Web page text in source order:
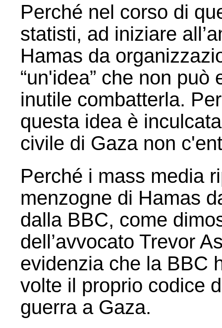
Perché nel corso di
statisti, ad iniziare
Hamas da
“un'idea” che non può
inutile combatterla.
questa idea è
civile di Gaza non
Perché i mass media
menzogne di Hamas
dalla BBC, come
dell’avvocato Trevor
evidenzia che la BBC
volte il proprio codice
guerra a Gaza.